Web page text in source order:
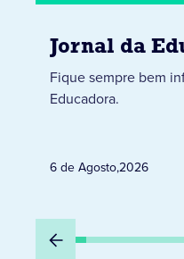
Jornal da
Fique sempre bem
Educadora.
6 de Agosto,2026